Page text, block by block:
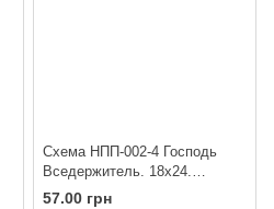
Схема НПП-002-4 Господь
Вседержитель. 18х24.
Частичная. (9498)
57.00 грн